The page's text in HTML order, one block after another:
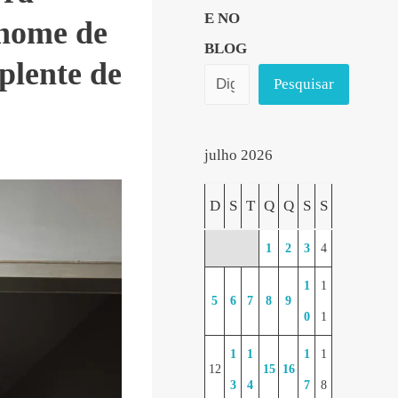
de
de
E NO
BLOG
Pesquisar
julho 2026
D S T Q Q S S
1 2 3 4
5 6 7 8 9
1
0
1
1
12
1
3
1
4
15 16
1
7
1
8